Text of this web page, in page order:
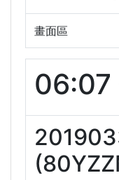
畫面區
06:07